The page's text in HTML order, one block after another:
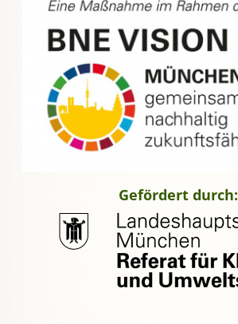
Gefördert durch: